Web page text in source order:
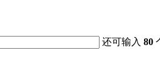
还可输入80